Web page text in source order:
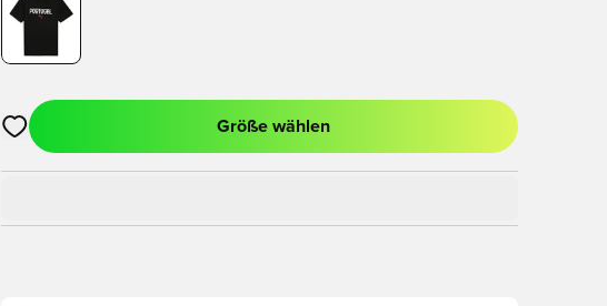
Öffnet ein neues Fenster zum Anmelden oder Registrieren als Mitglied
Größe wählen